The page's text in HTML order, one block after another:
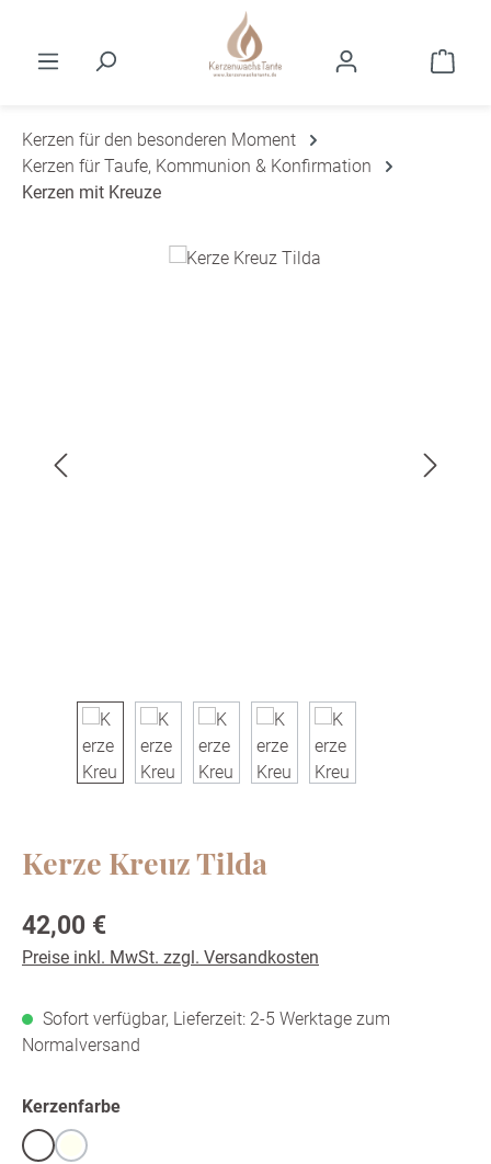
Kerzen für den besonderen Moment
Kerzen für Taufe, Kommunion & Konfirmation
Kerzen mit Kreuze
Bildergalerie überspringen
Kerze Kreuz Tilda
Regulärer Preis:
42,00 €
Preise inkl. MwSt. zzgl. Versandkosten
Sofort verfügbar, Lieferzeit: 2-5 Werktage zum
Normalversand
Kerzenfarbeauswählen
Weißwarmweiß /ivory